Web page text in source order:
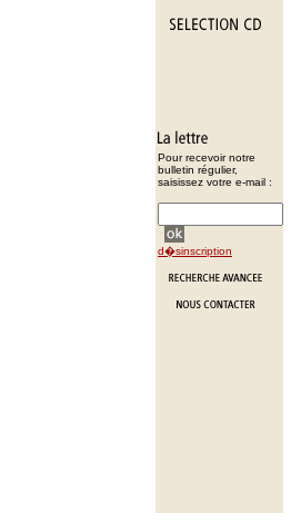
Pour recevoir notre
bulletin régulier,
saisissez votre e-mail :
d�sinscription